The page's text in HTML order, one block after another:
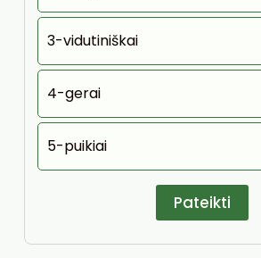
3-vidutiniškai
4-gerai
5-puikiai